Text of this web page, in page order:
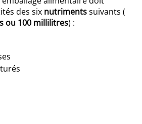
des six nutrimentssuivants (
ou 100 millilitres) :